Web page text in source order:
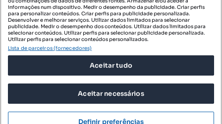
Mensagens
DESCARREGAR NA:
© 2026 Imovirtual.com, OLX Portugal, S.A.
POLÍTICA DE PRIVACIDADE
informações num dispositivo. Medir o desempenho da publicidade. Criar perfis
para personalizar conteúdos. Criar perfis para publicidade personalizada.
Desenvolver e melhorar serviços. Utilizar dados limitados para selecionar
publicidade. Medir o desempenho dos conteúdos. Utilizar dados limitados para
selecionar conteúdos. Utilizar perfis para selecionar publicidade personalizada.
Utilizar perfis para selecionar conteúdos personalizados.
Lista de parceiros (fornecedores)
Aceitar tudo
Aceitar necessários
Definir preferências